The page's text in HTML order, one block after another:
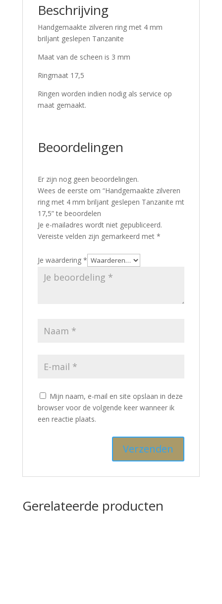
Beschrijving
Handgemaakte zilveren ring met 4 mm
briljant geslepen Tanzanite
Maat van de scheen is 3 mm
Ringmaat 17,5
Ringen worden indien nodig als service op
maat gemaakt.
Beoordelingen
Er zijn nog geen beoordelingen.
Wees de eerste om “Handgemaakte zilveren
ring met 4 mm briljant geslepen Tanzanite mt
17,5” te beoordelen
Je e-mailadres wordt niet gepubliceerd.
Vereiste velden zijn gemarkeerd met *
Je waardering *
Mijn naam, e-mail en site opslaan in deze
browser voor de volgende keer wanneer ik
een reactie plaats.
Gerelateerde producten